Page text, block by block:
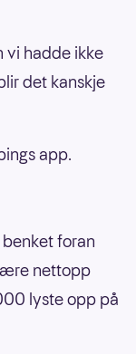
vi hadde ikke
det kanskje
app.
foran
nettopp
lyste opp på